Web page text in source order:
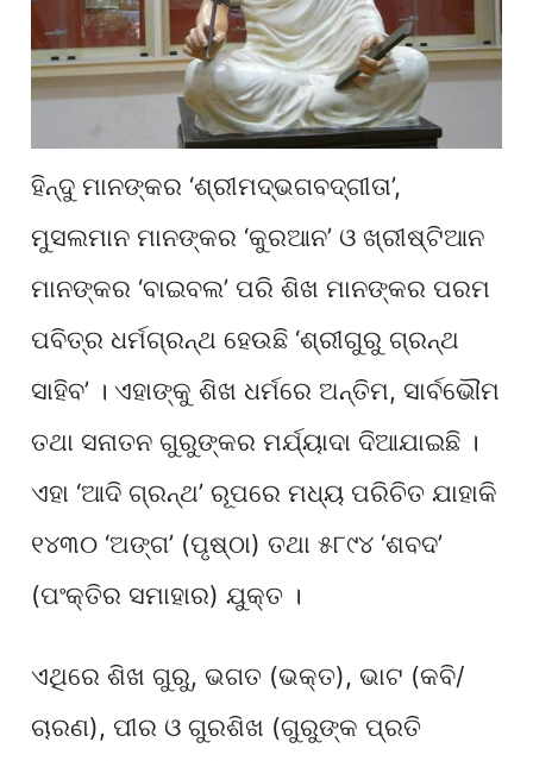
ହିନ୍ଦୁ ମାନଙ୍କର ‘ଶ୍ରୀମଦ୍ଭଗବଦ୍ଗୀତା’,
ମୁସଲମାନ ମାନଙ୍କର ‘କୁରଆନ’ ଓ ଖ୍ରୀଷ୍ଟିଆନ
ମାନଙ୍କର ‘ବାଇବଲ’ ପରି ଶିଖ ମାନଙ୍କର ପରମ
ପବିତ୍ର ଧର୍ମଗ୍ରନ୍ଥ ହେଉଛି ‘ଶ୍ରୀଗୁରୁ ଗ୍ରନ୍ଥ
ସାହିବ’ । ଏହାଙ୍କୁ ଶିଖ ଧର୍ମରେ ଅନ୍ତିମ, ସାର୍ବଭୌମ
ତଥା ସନାତନ ଗୁରୁଙ୍କର ମର୍ଯ୍ୟାଦା ଦିଆଯାଇଛି ।
ଏହା ‘ଆଦି ଗ୍ରନ୍ଥ’ ରୂପରେ ମଧ୍ୟ ପରିଚିତ ଯାହାକି
୧୪୩୦ ‘ଅଙ୍ଗ’ (ପୃଷ୍ଠା) ତଥା ୫୮୯୪ ‘ଶବଦ’
(ପଂକ୍ତିର ସମାହାର) ଯୁକ୍ତ ।
ଏଥିରେ ଶିଖ ଗୁରୁ, ଭଗତ (ଭକ୍ତ), ଭାଟ (କବି/
ଚାରଣ), ପୀର ଓ ଗୁରଶିଖ (ଗୁରୁଙ୍କ ପ୍ରତି